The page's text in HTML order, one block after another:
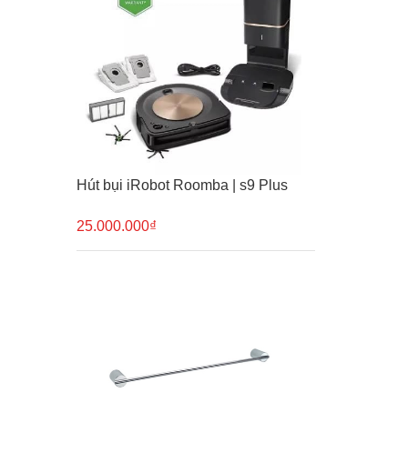
Hút bụi iRobot Roomba | s9 Plus
25.000.000₫